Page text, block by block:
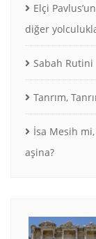
Elçi
diğer
Sabah Rutini
Tanrım,
İsa Mesih mi,
aşina?